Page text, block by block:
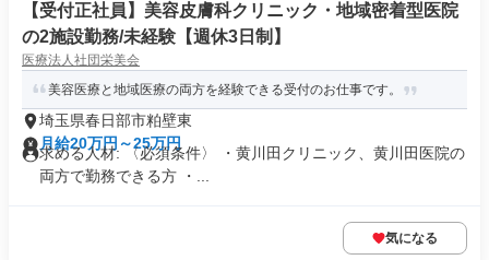
【受付正社員】美容皮膚科クリニック・地域密着型医院
の2施設勤務/未経験【週休3日制】
医療法人社団栄美会
美容医療と地域医療の両方を経験できる受付のお仕事です。
埼玉県春日部市粕壁東
月給20万円～25万円
求める人材: 〈必須条件〉 ・黄川田クリニック、黄川田医院の
両方で勤務できる方 ・...
気になる